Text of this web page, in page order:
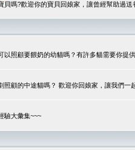
貝嗎?歡迎你的寶貝回娘家，讓曾經幫助過
以照顧要餵奶的幼貓嗎？有許多貓需要你提
照顧的中途貓嗎？ 歡迎你回娘家，讓我們一
驗大彙集~~~